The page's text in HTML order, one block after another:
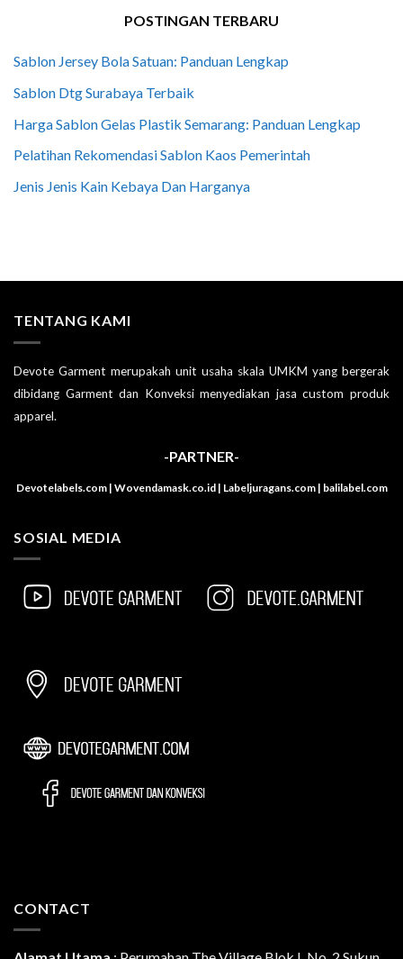
POSTINGAN TERBARU
Sablon Jersey Bola Satuan: Panduan Lengkap
Sablon Dtg Surabaya Terbaik
Harga Sablon Gelas Plastik Semarang: Panduan Lengkap
Pelatihan Rekomendasi Sablon Kaos Pemerintah
Jenis Jenis Kain Kebaya Dan Harganya
TENTANG KAMI
Devote Garment merupakah unit usaha skala UMKM yang bergerak
dibidang Garment dan Konveksi menyediakan jasa custom produk
apparel.
-PARTNER-
Devotelabels.com | Wovendamask.co.id | Labeljuragans.com | balilabel.com
SOSIAL MEDIA
CONTACT